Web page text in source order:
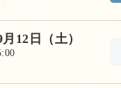
12日（土）